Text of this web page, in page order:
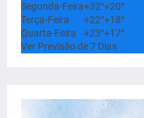
Segunda-Feira+32°+20°
Terça-Feira
+22°+18°
Quarta-Feira
+23°+17°
Ver Previsão de 7 Dias